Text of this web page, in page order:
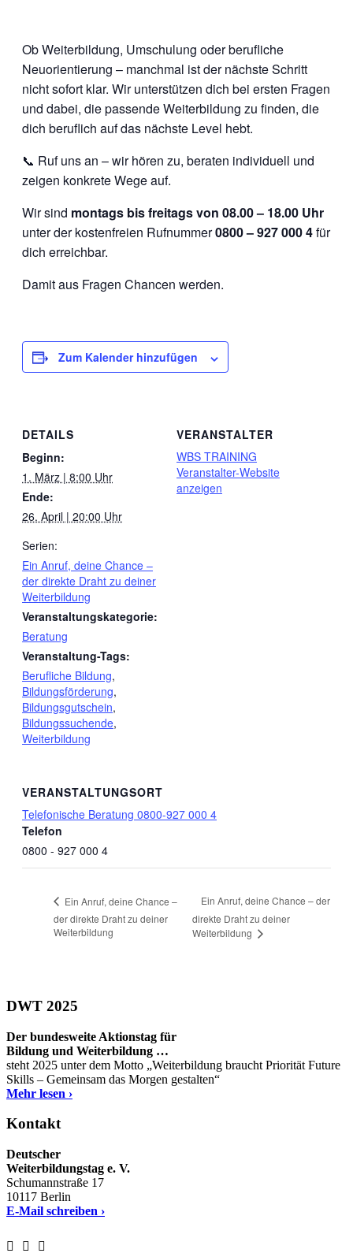
Ob Weiterbildung, Umschulung oder berufliche
Neuorientierung – manchmal ist der nächste Schritt
nicht sofort klar. Wir unterstützen dich bei ersten Fragen
und dabei, die passende Weiterbildung zu finden, die
dich beruflich auf das nächste Level hebt.
📞 Ruf uns an – wir hören zu, beraten individuell und
zeigen konkrete Wege auf.
Wir sind montags bis freitags von 08.00 – 18.00 Uhr
unter der kostenfreien Rufnummer0800 – 927 000 4für
dich erreichbar.
Damit aus Fragen Chancen werden.
Zum Kalender hinzufügen
DETAILS
Beginn:
1. März | 8:00 Uhr
Ende:
26. April | 20:00 Uhr
Serien:
Ein Anruf, deine Chance –
der direkte Draht zu deiner
Weiterbildung
Veranstaltungskategorie:
Beratung
Veranstaltung-Tags:
Berufliche Bildung,
Bildungsförderung,
Bildungsgutschein,
Bildungssuchende,
Weiterbildung
VERANSTALTER
WBS TRAINING
Veranstalter-Website
anzeigen
VERANSTALTUNGSORT
Telefonische Beratung 0800-927 000 4
Telefon
0800 - 927 000 4
Ein Anruf, deine Chance –
der direkte Draht zu deiner
Weiterbildung
Ein Anruf, deine Chance – der
direkte Draht zu deiner
Weiterbildung
DWT 2025
Der bundesweite Aktionstag für
Bildung und Weiterbildung …
steht 2025 unter dem Motto „Weiterbildung braucht Priorität Future
Skills – Gemeinsam das Morgen gestalten“
Mehr lesen ›
Kontakt
Deutscher
Weiterbildungstag e. V.
Schumannstraße 17
10117 Berlin
E-Mail schreiben ›